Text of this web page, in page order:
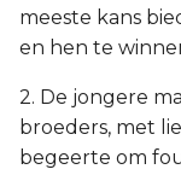
meeste kans
en hen te
2. De jongere
broeders, met
begeerte om